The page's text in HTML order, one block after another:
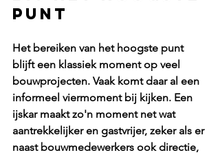
punt
Het bereiken van het hoogste punt
blijft een klassiek moment op veel
bouwprojecten. Vaak komt daar al een
informeel viermoment bij kijken. Een
ijskar maakt zo'n moment net wat
aantrekkelijker en gastvrijer, zeker als er
naast bouwmedewerkers ook directie,